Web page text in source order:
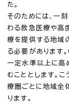
た。
そのためには、一
わる救急医療や高
療を提供する地域
る必要があります
一定水準以上に高
むこととします。
療圏ごとに地域全
ります。